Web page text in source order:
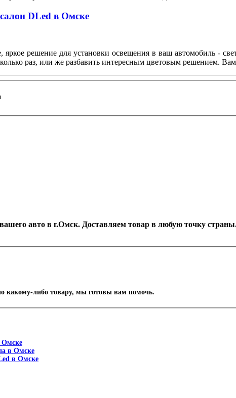
DLed в Омске
яркое решение для установки освещения в ваш автомобиль -
раз, или же разбавить интересным цветовым решением.
авто в г.Омск. Доставляем товар в любую точку
какому-либо товару, мы готовы вам помочь.
Омске
в Омске
в Омске